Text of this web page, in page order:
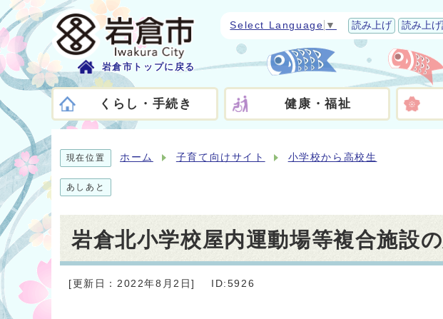
岩倉市トップに戻る
Select Language ▼ 読み上げ 読み上
くらし・手続き 健康・福祉
現在位置 ホーム 子育て向けサイト 小学校から高校生
あしあと
岩倉北小学校屋内運動場等複合施設
[更新日：2022年8月2日] ID:5926